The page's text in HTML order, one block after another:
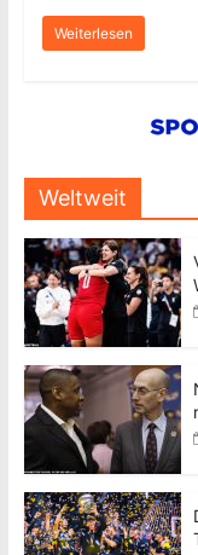
Weiterlesen
Weltweit